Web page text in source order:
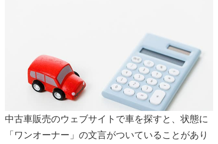
中古車販売のウェブサイトで車を探すと、状態に
「ワンオーナー」の文言がついていることがあり